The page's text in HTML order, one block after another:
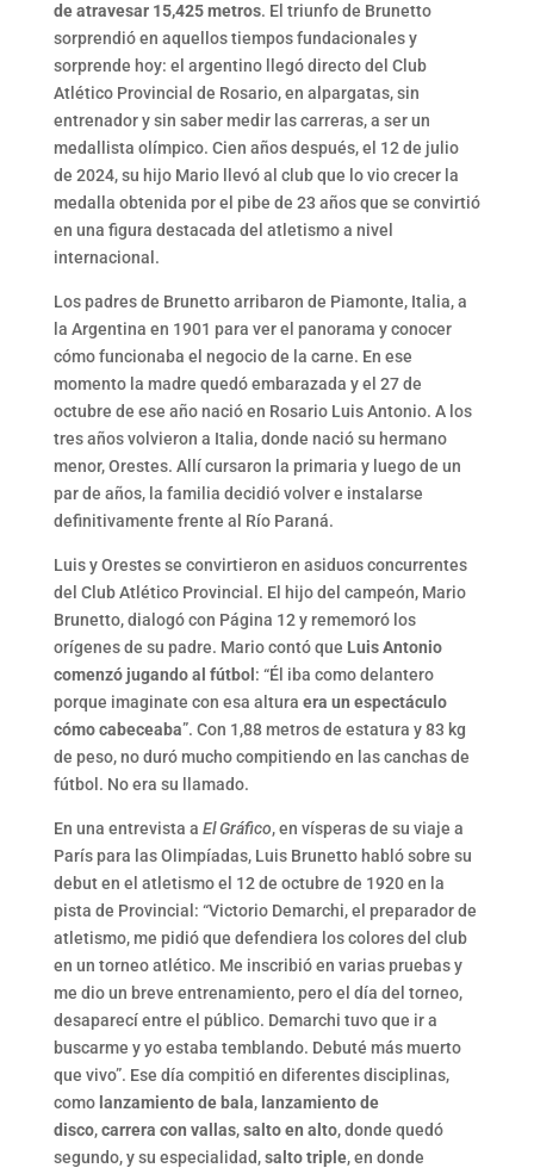
de atravesar 15,425 metros. El triunfo de Brunetto
sorprendió en aquellos tiempos fundacionales y
sorprende hoy: el argentino llegó directo del Club
Atlético Provincial de Rosario, en alpargatas, sin
entrenador y sin saber medir las carreras, a ser un
medallista olímpico. Cien años después, el 12 de julio
de 2024, su hijo Mario llevó al club que lo vio crecer la
medalla obtenida por el pibe de 23 años que se convirtió
en una figura destacada del atletismo a nivel
internacional.
Los padres de Brunetto arribaron de Piamonte, Italia, a
la Argentina en 1901 para ver el panorama y conocer
cómo funcionaba el negocio de la carne. En ese
momento la madre quedó embarazada y el 27 de
octubre de ese año nació en Rosario Luis Antonio. A los
tres años volvieron a Italia, donde nació su hermano
menor, Orestes. Allí cursaron la primaria y luego de un
par de años, la familia decidió volver e instalarse
definitivamente frente al Río Paraná.
Luis y Orestes se convirtieron en asiduos concurrentes
del Club Atlético Provincial. El hijo del campeón, Mario
Brunetto, dialogó con Página 12 y rememoró los
orígenes de su padre. Mario contó que Luis Antonio
comenzó jugando al fútbol : “Él iba como delantero
porque imaginate con esa altura era un espectáculo
cómo cabeceaba”. Con 1,88 metros de estatura y 83 kg
de peso, no duró mucho compitiendo en las canchas de
fútbol. No era su llamado.
En una entrevista a El Gráfico, en vísperas de su viaje a
París para las Olimpíadas, Luis Brunetto habló sobre su
debut en el atletismo el 12 de octubre de 1920 en la
pista de Provincial: “Victorio Demarchi, el preparador de
atletismo, me pidió que defendiera los colores del club
en un torneo atlético. Me inscribió en varias pruebas y
me dio un breve entrenamiento, pero el día del torneo,
desaparecí entre el público. Demarchi tuvo que ir a
buscarme y yo estaba temblando. Debuté más muerto
que vivo”. Ese día compitió en diferentes disciplinas,
como lanzamiento de bala, lanzamiento de
disco,carrera con vallas,salto en alto, donde quedó
segundo, y su especialidad,salto triple, en donde